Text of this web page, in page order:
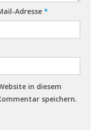
Adresse *
in diesem
speichern.